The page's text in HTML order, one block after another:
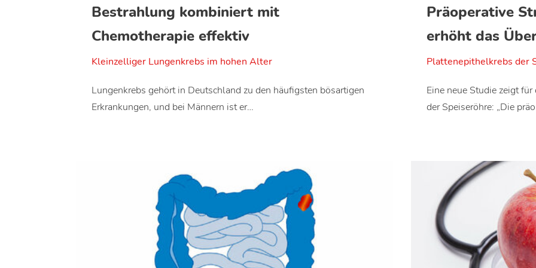
Bestrahlung kombiniert mit
Chemotherapie effektiv
Kleinzelliger Lungenkrebs im hohen Alter
Lungenkrebs gehört in Deutschland zu den häufigsten bösartigen
Erkrankungen, und bei Männern ist er…
Präoperative
erhöht das
Plattenepithelkrebs der
Eine neue Studie zeigt
der Speiseröhre: „Die